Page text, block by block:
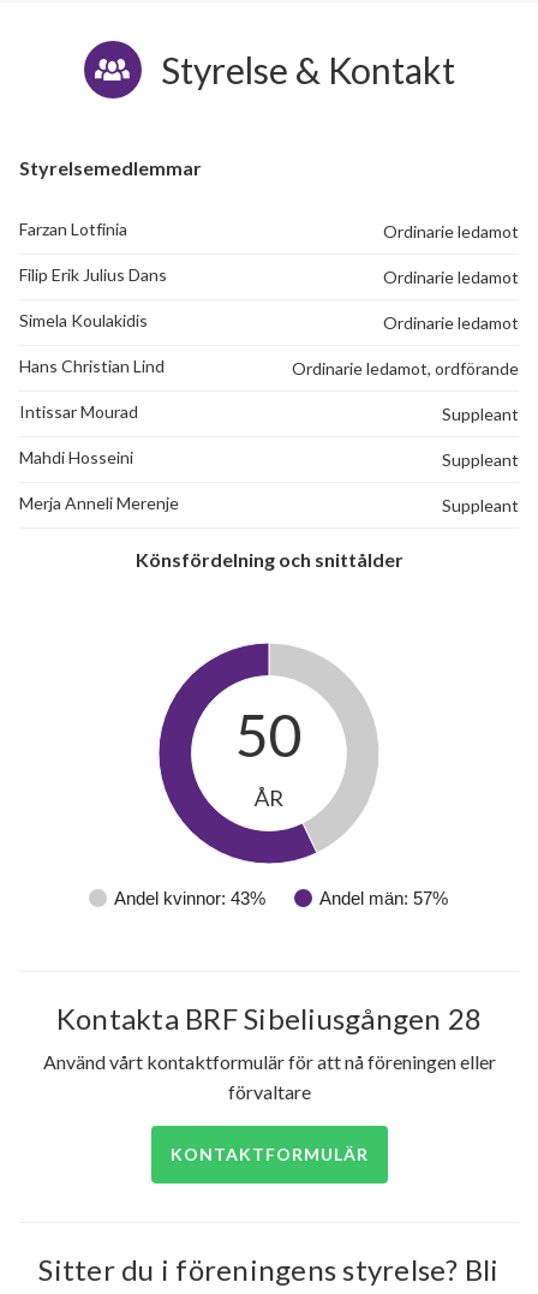
Styrelse & Kontakt
Styrelsemedlemmar
Farzan Lotfinia Ordinarie ledamot
Filip Erik Julius Dans Ordinarie ledamot
Simela Koulakidis Ordinarie ledamot
Hans Christian Lind Ordinarie ledamot, ordförande
Intissar Mourad Suppleant
Mahdi Hosseini Suppleant
Merja Anneli Merenje Suppleant
Könsfördelning och snittålder
Andel kvinnor: 43% Andel män: 57%
50
ÅR
Kontakta BRF Sibeliusgången 28
Använd vårt kontaktformulär för att nå föreningen eller
förvaltare
KONTAKTFORMULÄR
Sitter du i föreningens styrelse? Bli